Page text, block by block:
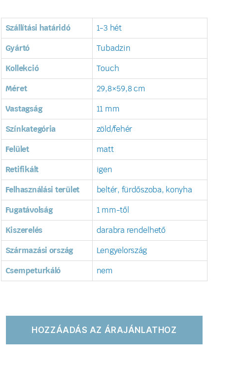
Szállítási határidó 1-3 hét
Gyártó Tubadzin
Kollekció Touch
Méret 29,8×59,8 cm
Vastagság 11 mm
Színkategória zöld/fehér
Felület matt
Retifikált igen
Felhasználási terület beltér, fürdőszoba, konyha
Fugatávolság 1 mm-től
Kiszerelés darabra rendelhető
Származási ország Lengyelország
Csempeturkáló nem
HOZZÁADÁS AZ ÁRAJÁNLATHOZ